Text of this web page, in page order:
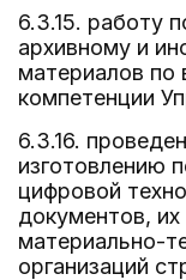
6.3.15. работу
архивному и
материалов по
компетенции
6.3.16.
изготовлению
цифровой
документов,
материально-
организаций